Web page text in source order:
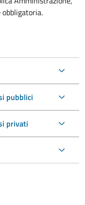
pubblici
privati